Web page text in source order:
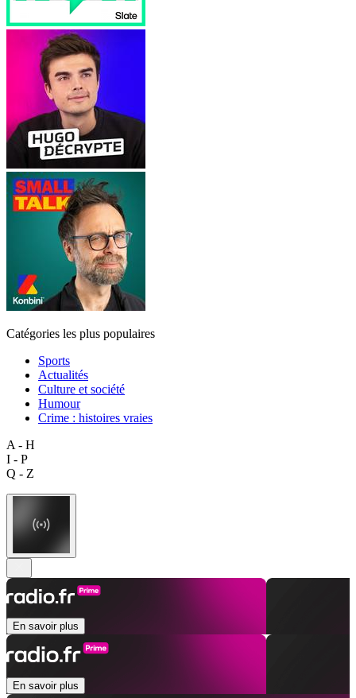
Catégories les plus populaires
Sports
Actualités
Culture et société
Humour
Crime : histoires vraies
A - H
I - P
Q - Z
En savoir plus
En savoir plus